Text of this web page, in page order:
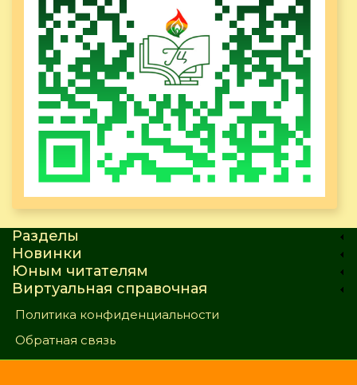
Разделы
Новинки
Юным читателям
Виртуальная справочная
Политика конфиденциальности
Обратная связь